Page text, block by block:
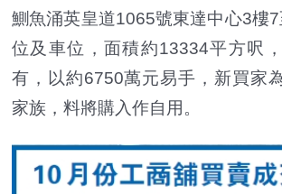
鰂魚涌英皇道1065號東達中心3樓
位及車位，面積約13334平方呎
有，以約6750萬元易手，新買家
家族，料將購入作自用。